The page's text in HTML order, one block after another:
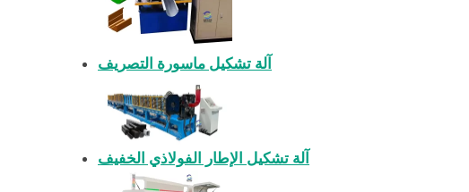
آلة تشكيل ماسورة التصريف
آلة تشكيل الإطار الفولاذي الخفيف